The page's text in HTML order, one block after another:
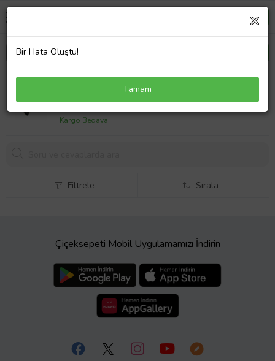
Asus X554LD 19V 4.74A 90W ADAPTÖR (Siyah)
973,06 TL
Kargo Bedava
Filtrele Sırala
Çiçeksepeti Mobil Uygulamamızı İndirin
Bir Hata Oluştu!
Tamam